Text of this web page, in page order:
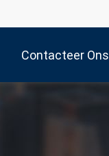
Contacteer Ons